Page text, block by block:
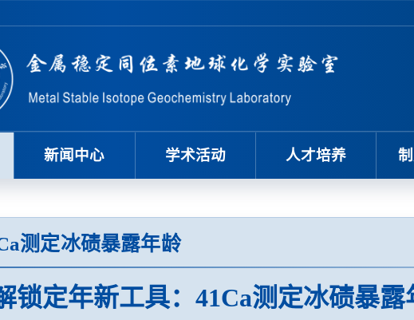
新闻中心 学术活动 人才培养
测定冰碛暴露年龄
锁定年新工具：41Ca测定冰碛暴露